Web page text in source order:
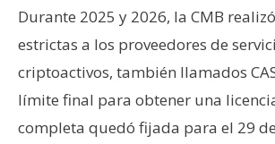
Durante 2025 y 2026, la CMB
estrictas a los proveedores de
criptoactivos, también llamados
límite final para obtener una
completa quedó fijada para el 29